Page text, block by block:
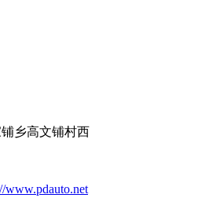
乡高文铺村西
www.pdauto.net